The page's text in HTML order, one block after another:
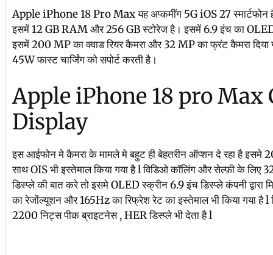
Apple iPhone 18 Pro Max यह अप्कमींग 5G iOS 27 स्मार्टफोन
इसमें 12 GB RAM और 256 GB स्टोरेज है। इसमें 6.9 इंच का
इसमें 200 MP का क्वाड रियर कैमरा और 32 MP का फ्रंट कैमरा
45W फास्ट चार्जिंग को सपोर्ट करती है।
Apple iPhone 18 pro Max
Display
इस आईफोन मे कैमरा के मामले मे बहुट ही बेहतरीन ऑप्शन दे रहा है इसमे
साथ OIS भी इस्तेमाल किया गया है l विडिओ कॉलिंग और सेल्फ़ी के लिए
डिस्प्ले की बात करे तो इसमे OLED स्क्रीन 6.9 इंच डिस्प्ले कंपनी
का रेजोंल्यूशन और 165Hz का रिफ्रेश रेट का इस्तेमाल भी किया गया
2200 निट्स पीक ब्राइटनेस , HER डिस्प्ले भी देता है l